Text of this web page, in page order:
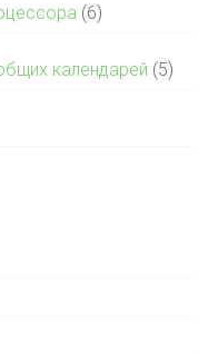
(6)
календарей (5)